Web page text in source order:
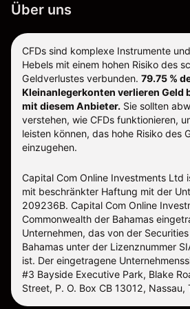
Über uns
CFDs sind komplexe Instrumente
Hebels mit einem hohen Risiko des
Geldverlustes verbunden. 79.75 %
Kleinanlegerkonten verlieren Geld
mit diesem Anbieter. Sie sollten
verstehen, wie CFDs funktionieren,
leisten können, das hohe Risiko des
einzugehen.
Capital Com Online Investments Ltd
mit beschränkter Haftung mit der
209236B. Capital Com Online
Commonwealth der Bahamas
Unternehmen, das von der
Bahamas unter der Lizenznummer
ist. Der eingetragene
#3 Bayside Executive Park, Blake
Street, P. O. Box CB 13012, Nassau,